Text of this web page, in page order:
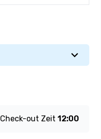
Check-out Zeit 12:00